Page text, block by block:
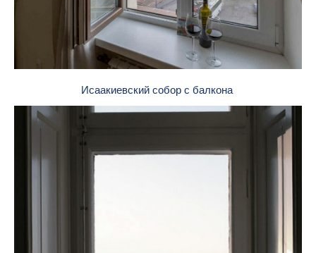
Исаакиевский собор с балкона